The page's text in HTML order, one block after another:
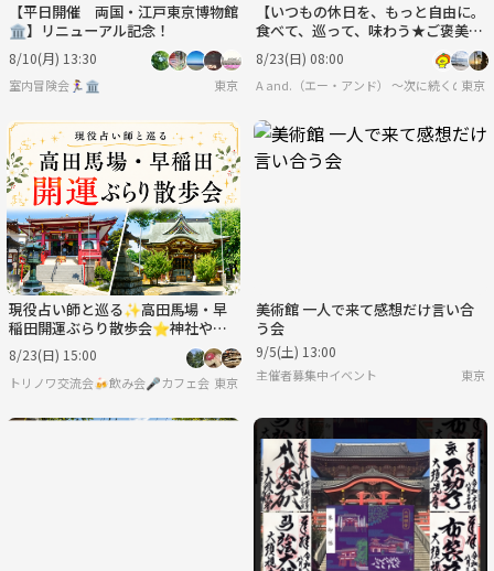
【平日開催 両国・江戸東京博物館
🏛️】リニューアル記念！
8/10(月) 13:30
室内冒険会🏃‍♀️🏛 東京
【いつもの休日を、もっと自由に。
食べて、巡って、味わう★ご褒美ド
ライブツアー🚘️】
8/23(日) 08:00
A and.（エー・アンド） 〜次に続くのは、
東京
現役占い師と巡る✨高田馬場・早
稲田開運ぶらり散歩会⭐神社や街
中を散策でゆったり休日✨初参加
歓迎⭐女性参加大歓迎
8/23(日) 15:00
トリノワ交流会🍻飲み会🎤カフェ会☕️カラオケ会☕️など👨‍👩‍👧🐦
東京
美術館 一人で来て感想だけ言い合
う会
9/5(土) 13:00
主催者募集中イベント 東京